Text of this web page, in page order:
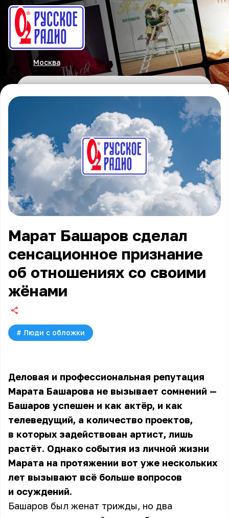
Москва
Марат Башаров сделал
сенсационное признание
об отношениях со своими
жёнами
# Люди с обложки
Деловая и профессиональная репутация
Марата Башарова не вызывает сомнений —
Башаров успешен и как актёр, и как
телеведущий, а количество проектов,
в которых задействован артист, лишь
растёт. Однако события из личной жизни
Марата на протяжении вот уже нескольких
лет вызывают всё больше вопросов
и осуждений.
Башаров был женат трижды, но два